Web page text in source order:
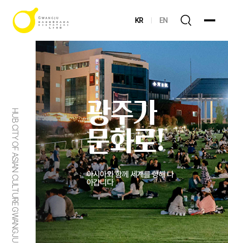
KR EN
HUB CITY OF ASIAN CULTURE GWANGJU
광주가
문화로!
아시아와 함께 세계를 향해 나
아갑니다